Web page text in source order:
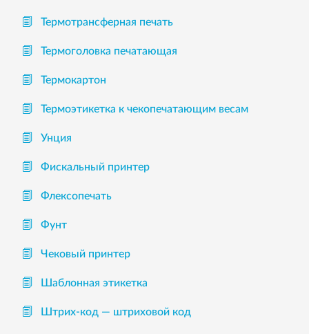
Термотрансферная печать
Термоголовка печатающая
Термокартон
Термоэтикетка к чекопечатающим весам
Унция
Фискальный принтер
Флексопечать
Фунт
Чековый принтер
Шаблонная этикетка
Штрих-код — штриховой код